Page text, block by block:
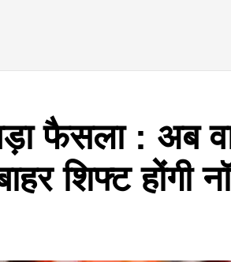
फैसला : अब
शिफ्ट होंगी